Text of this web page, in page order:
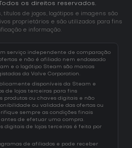
os direitos reservados.
títulos de jogos, logótipos e imagens são
proprietários e são utilizados para fins
e informação.
serviço independente de comparação
e não é afiliado nem endossado
e o logótipo Steam são marcas
da Valve Corporation.
disponíveis da Steam e
de lojas terceiras para fins
produtos ou chaves digitais e não
ou validade das ofertas ou
sempre as condições finais
de efetuar uma compra.
digitais de lojas terceiras é feita por
de afiliados e pode receber